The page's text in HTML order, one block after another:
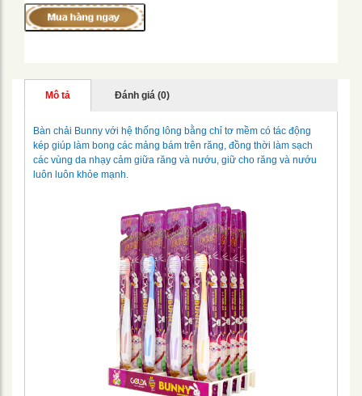
Mô tả Đánh giá (0)
Bàn chải Bunny với hệ thống lông bằng chỉ tơ mềm có tác động
kép giúp làm bong các mảng bám trên răng, đồng thời làm sạch
các vùng da nhạy cảm giữa răng và nướu, giữ cho răng và nướu
luôn luôn khỏe mạnh.